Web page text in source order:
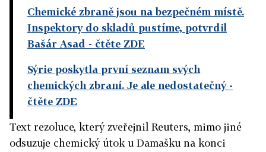
Chemické zbraně jsou na bezpečném místě.
Inspektory do skladů pustíme, potvrdil
Bašár Asad - čtěte ZDE
Sýrie poskytla první seznam svých
chemických zbraní. Je ale nedostatečný-
čtěte ZDE
Text rezoluce, který zveřejnil Reuters, mimo jiné
odsuzuje chemický útok u Damašku na konci